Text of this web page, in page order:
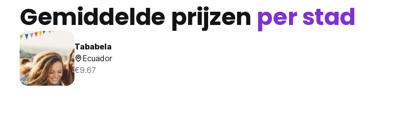
Gemiddelde prijzen per stad
Tababela
Ecuador
€9.67